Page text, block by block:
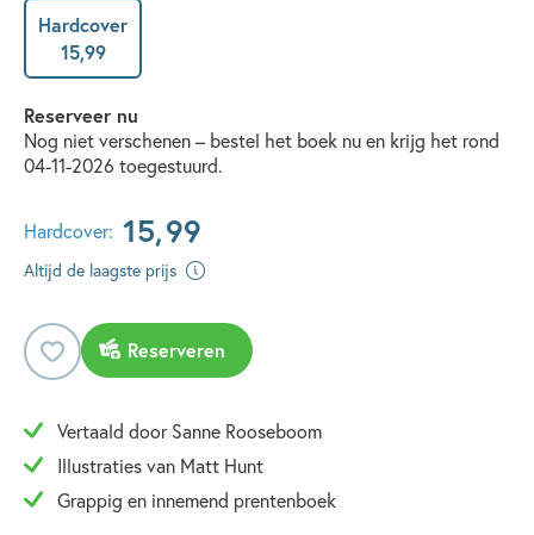
Hardcover
15,99
Reserveer nu
Nog niet verschenen – bestel het boek nu en krijg het rond
04-11-2026 toegestuurd.
Hardcover: 15,99
Altijd de laagste prijs
Reserveren
Vertaald door Sanne Rooseboom
Illustraties van Matt Hunt
Grappig en innemend prentenboek